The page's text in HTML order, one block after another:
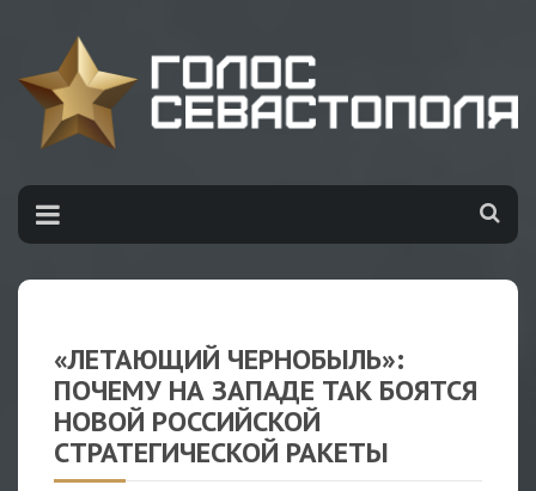
«ЛЕТАЮЩИЙ ЧЕРНОБЫЛЬ»:
ПОЧЕМУ НА ЗАПАДЕ ТАК БОЯТСЯ
НОВОЙ РОССИЙСКОЙ
СТРАТЕГИЧЕСКОЙ РАКЕТЫ